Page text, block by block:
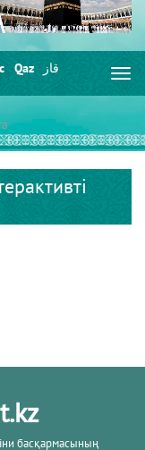
Qaz قاز
басқармасының